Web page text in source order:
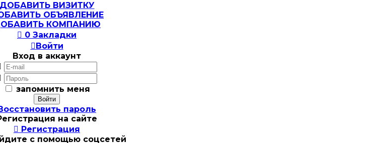
ДОБАВИТЬ ВИЗИТКУ
ОБЪЯВЛЕНИЕ
КОМПАНИЮ
 0 Закладки
Войти
Вход в аккаунт
запомнить меня
пароль
на сайте
 Регистрация
с помощью соцсетей